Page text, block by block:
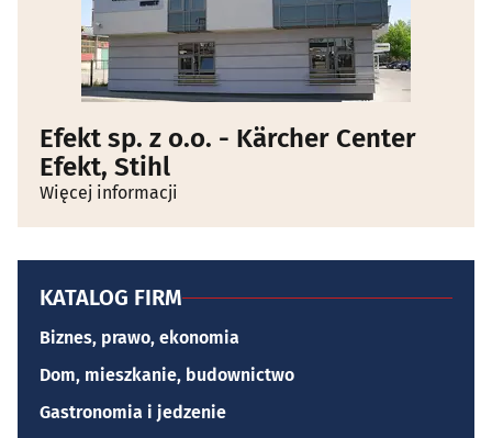
Efekt sp. z o.o. - Kärcher Center
Efekt, Stihl
Więcej informacji
KATALOG FIRM
Biznes, prawo, ekonomia
Dom, mieszkanie, budownictwo
Gastronomia i jedzenie